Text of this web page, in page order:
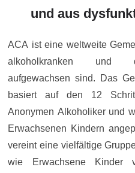
und aus
ACA ist eine weltweite
alkoholkranken und
aufgewachsen sind. Das
basiert auf den 12
Anonymen Alkoholiker und
Erwachsenen Kindern
vereint eine vielfältige
wie Erwachsene Kinder